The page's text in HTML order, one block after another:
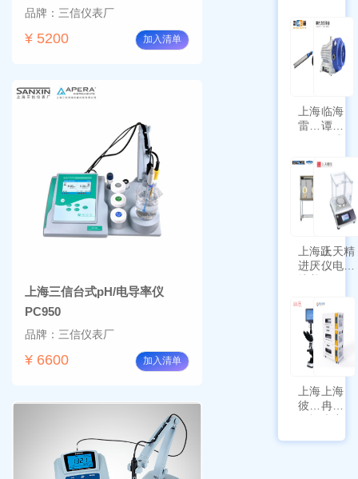
品牌：三信仪表厂
¥ 5200 加入清单
上海三信台式pH/电导率仪
PC950
品牌：三信仪表厂
¥ 6600 加入清单
上海
雷磁
符合
新国
标带
功能
临海
谭氏
干式
泵
SPL-
10
上海跃
进厌氧
培养箱
III-T
上天精
仪电子
带审计
追踪功
能
上海
彼爱
姆视
上海
冉绘
大容